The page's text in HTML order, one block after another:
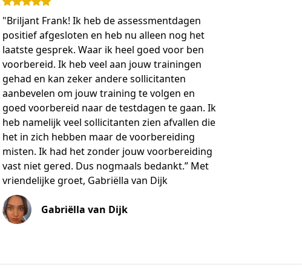
"Briljant Frank! Ik heb de assessmentdagen
positief afgesloten en heb nu alleen nog het
laatste gesprek. Waar ik heel goed voor ben
voorbereid. Ik heb veel aan jouw trainingen
gehad en kan zeker andere sollicitanten
aanbevelen om jouw training te volgen en
goed voorbereid naar de testdagen te gaan. Ik
heb namelijk veel sollicitanten zien afvallen die
het in zich hebben maar de voorbereiding
misten. Ik had het zonder jouw voorbereiding
vast niet gered. Dus nogmaals bedankt.” Met
vriendelijke groet, Gabriëlla van Dijk
Gabriëlla van Dijk